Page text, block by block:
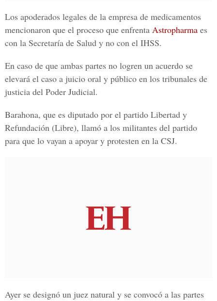
Los apoderados legales de la empresa de medicamentos
mencionaron que el proceso que enfrenta Astropharma es
con la Secretaría de Salud y no con el IHSS.
En caso de que ambas partes no logren un acuerdo se
elevará el caso a juicio oral y público en los tribunales de
justicia del Poder Judicial.
Barahona, que es diputado por el partido Libertad y
Refundación (Libre), llamó a los militantes del partido
para que lo vayan a apoyar y protesten en la CSJ.
Ayer se designó un juez natural y se convocó a las partes